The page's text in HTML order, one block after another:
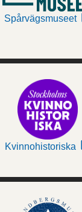
Spårvägsmuseet
Kvinnohistoriska